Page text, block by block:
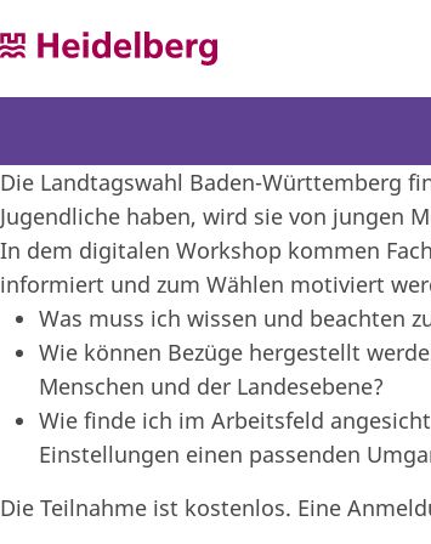
Die Landtagswahl Baden-Württemberg
Jugendliche haben, wird sie von jungen
In dem digitalen Workshop kommen
informiert und zum Wählen motiviert
Was muss ich wissen und beachten
Wie können Bezüge hergestellt
Menschen und der Landesebene?
Wie finde ich im Arbeitsfeld
Einstellungen einen passenden
Die Teilnahme ist kostenlos. Eine